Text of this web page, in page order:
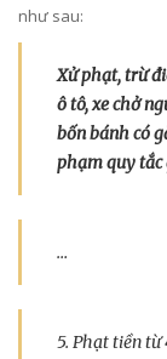
như sau:
Xử phạt, trừ
ô tô, xe chở
bốn bánh có
phạm quy tắc
…
5. Phạt tiền từ